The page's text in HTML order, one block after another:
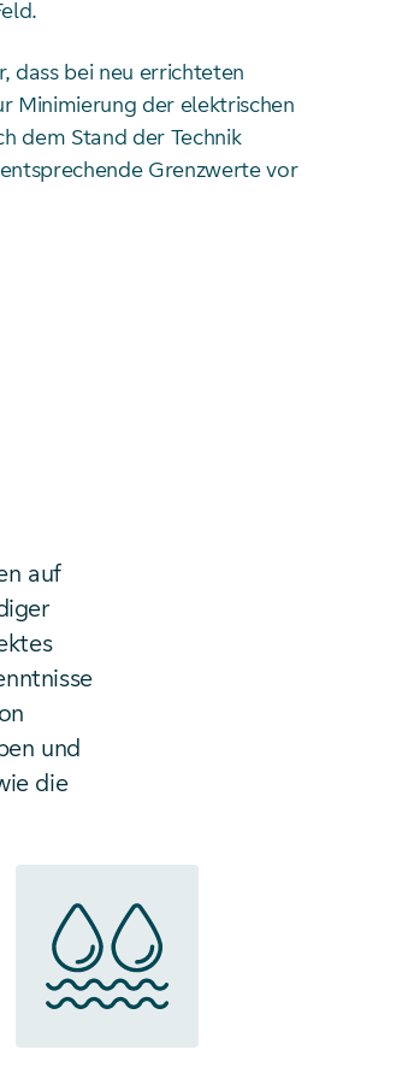
dass bei neu errichteten
Minimierung der elektrischen
dem Stand der Technik
Grenzwerte vor
auf
und
die